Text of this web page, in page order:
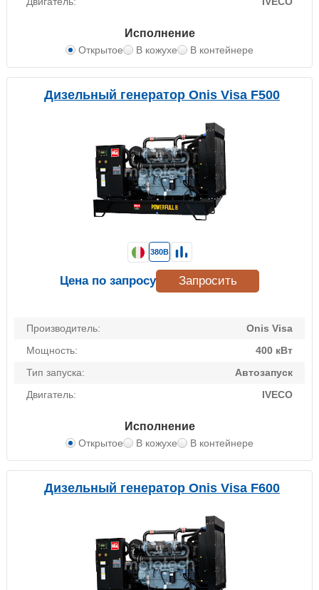
Исполнение
Открытое В кожухе В контейнере
Дизельный генератор Onis Visa F500
Производитель:
Onis Visa
Мощность:
400 кВт
Тип запуска:
Автозапуск
Двигатель:
IVECO
Исполнение
Открытое В кожухе В контейнере
380В
Цена по запросу Запросить
Дизельный генератор Onis Visa F600